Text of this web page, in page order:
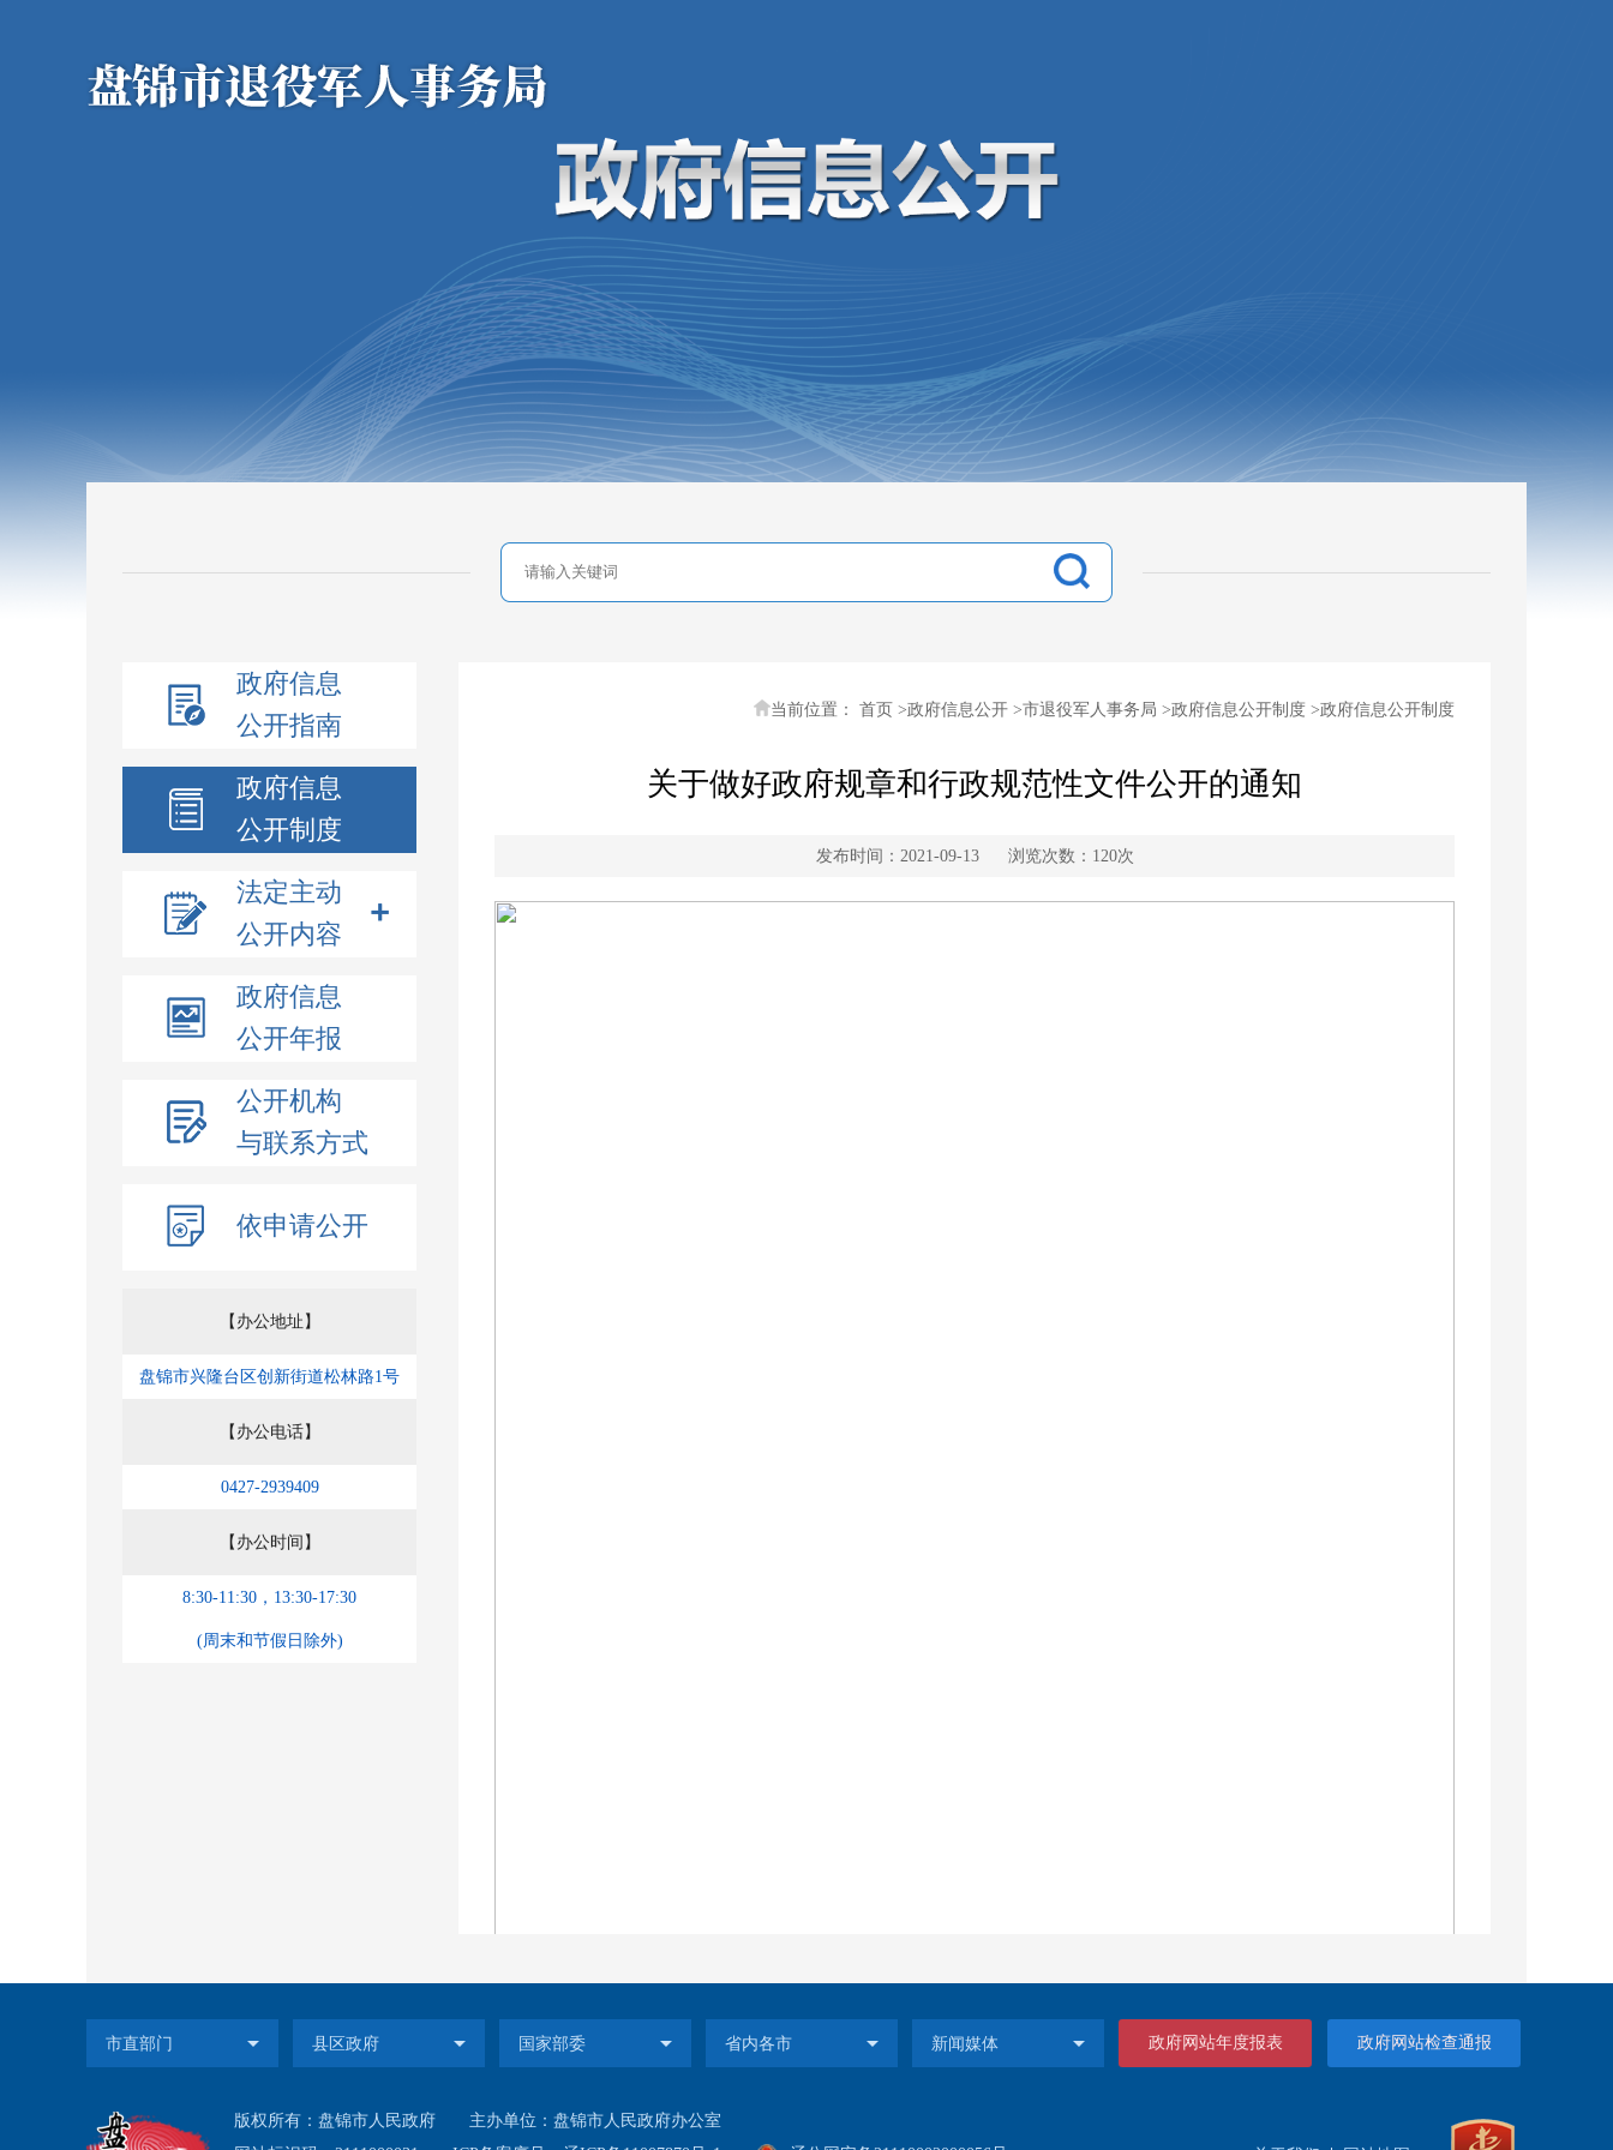
政府信息
公开指南
政府信息
公开制度
法定主动
公开内容
政府信息
公开年报
公开机构
与联系方式
依申请公开
【办公地址】
盘锦市兴隆台区创新街道松林路1号
【办公电话】
0427-2939409
【办公时间】
8:30-11:30，13:30-17:30
(周末和节假日除外)
当前位置： 首页 >政府信息公开 >市退役军人事务局 >政府信息公开制度 >政府信息公开制度
关于做好政府规章和行政规范性文件公开的通知
发布时间：2021-09-13 浏览次数： 120次
政府网站年度报表 政府网站检查通报
版权所有：盘锦市人民政府
主办单位：盘锦市人民政府办公室